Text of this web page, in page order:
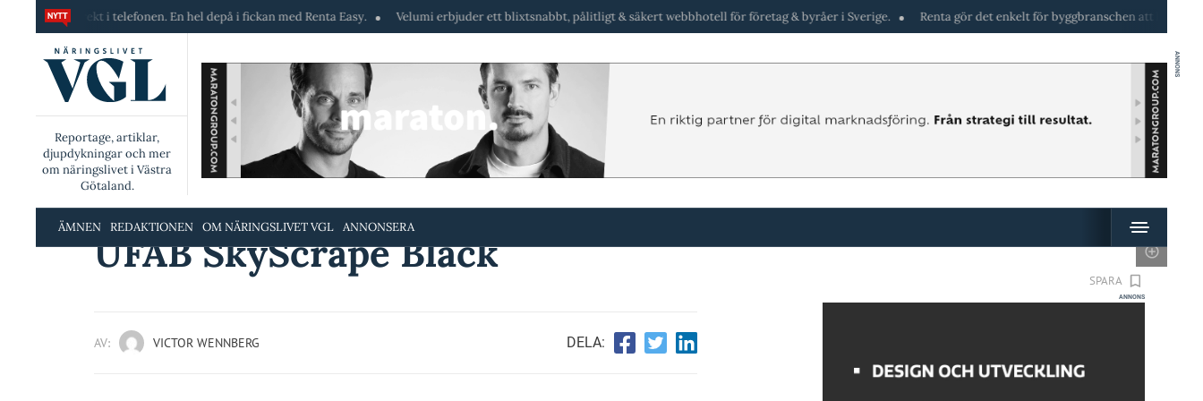
i telefonen. En hel depå i fickan med Renta Easy. Velumi erbjuder ett blixtsnabbt, pålitligt & säkert webbhotell för företag & byråer i Sverige. Renta gör det enkelt för byggbranschen att hyra maskiner direkt i
Reportage, artiklar,
djupdykningar och mer
om näringslivet i Västra
Götaland.
ANNONS
ÄMNEN REDAKTIONEN OM NÄRINGSLIVET VGL ANNONSERA
SPARA
UFAB SkyScrape Black
AV: VICTOR WENNBERG DELA:
ANNONS